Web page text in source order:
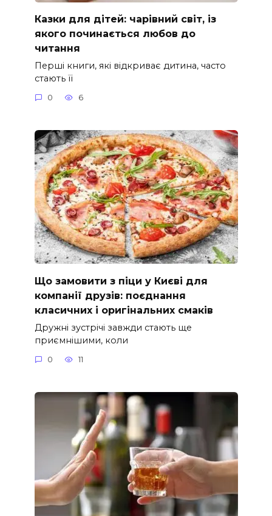
Казки для дітей: чарівний світ, із
якого починається любов до
читання
Перші книги, які відкриває дитина, часто
стають її
0 6
Що замовити з піци у Києві для
компанії друзів: поєднання
класичних і оригінальних смаків
Дружні зустрічі завжди стають ще
приємнішими, коли
0 11